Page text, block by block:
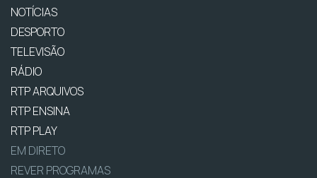
NOTÍCIAS
DESPORTO
TELEVISÃO
RÁDIO
RTP ARQUIVOS
RTP ENSINA
RTP PLAY
EM DIRETO
REVER PROGRAMAS